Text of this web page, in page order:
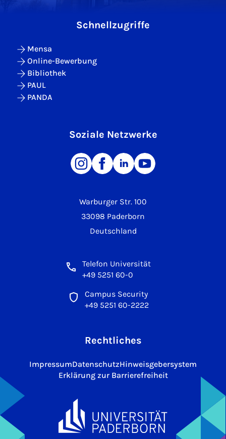
Warburger Str. 100
33098 Paderborn
Deutschland
Telefon Universität
+49 5251 60-0
Campus Security
+49 5251 60-2222
Schnellzugriffe
Mensa
Online-Bewerbung
Bibliothek
PAUL
PANDA
Soziale Netzwerke
Rechtliches
ImpressumDatenschutzHinweisgebersystem
Erklärung zur Barrierefreiheit